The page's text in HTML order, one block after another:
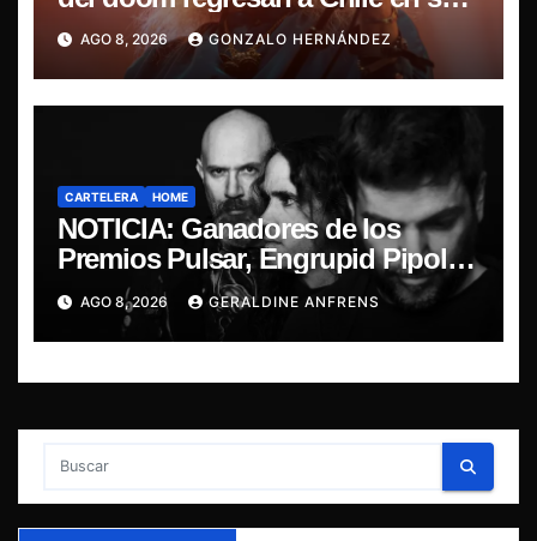
última misa
AGO 8, 2026 GONZALO HERNÁNDEZ
CARTELERA HOME
NOTICIA: Ganadores de los
Premios Pulsar, Engrupid Pipol
presentan show exclusivo.
AGO 8, 2026 GERALDINE ANFRENS